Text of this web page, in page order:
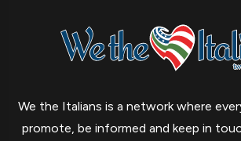
We the Italians is a network where
promote, be informed and keep in